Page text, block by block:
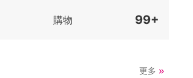
購物 99+
更多